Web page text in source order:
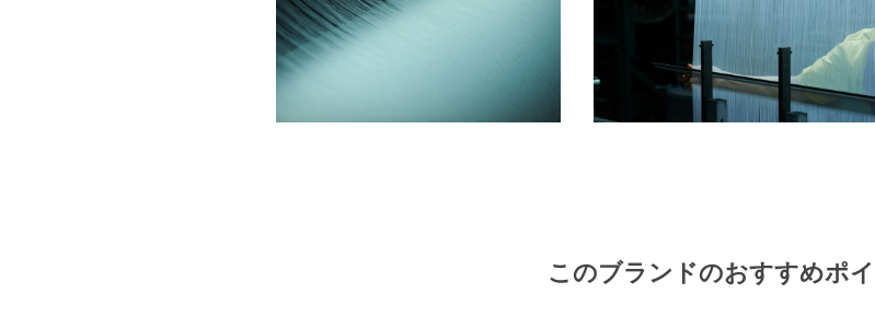
このブランドのおすすめポ